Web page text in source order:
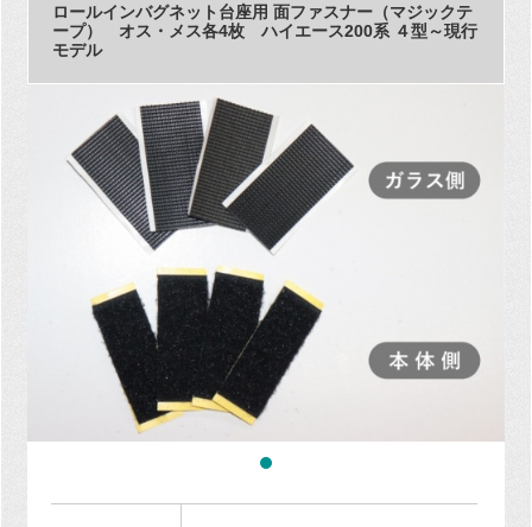
ロールインバグネット台座用 面ファスナー（マジックテ
ープ） オス・メス各4枚 ハイエース200系 ４型～現行
モデル